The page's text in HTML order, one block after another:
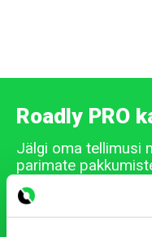
Roadly PRO
Jälgi oma tellimusi
parimate
avamisega.